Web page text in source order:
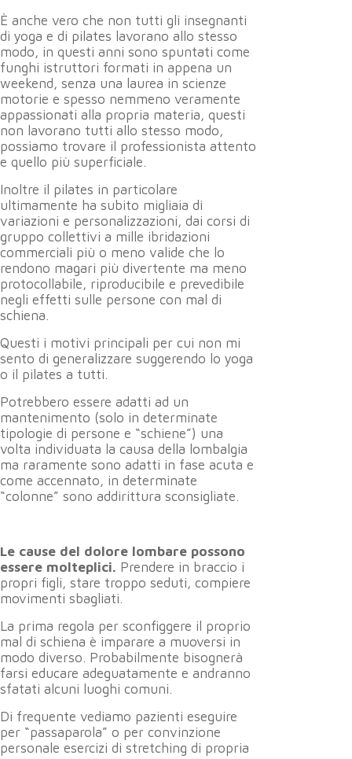
È anche vero che non tutti gli insegnanti
di yoga e di pilates lavorano allo stesso
modo, in questi anni sono spuntati come
funghi istruttori formati in appena un
weekend, senza una laurea in scienze
motorie e spesso nemmeno veramente
appassionati alla propria materia, questi
non lavorano tutti allo stesso modo,
possiamo trovare il professionista attento
e quello più superficiale.
Inoltre il pilates in particolare
ultimamente ha subito migliaia di
variazioni e personalizzazioni, dai corsi di
gruppo collettivi a mille ibridazioni
commerciali più o meno valide che lo
rendono magari più divertente ma meno
protocollabile, riproducibile e prevedibile
negli effetti sulle persone con mal di
schiena.
Questi i motivi principali per cui non mi
sento di generalizzare suggerendo lo yoga
o il pilates a tutti.
Potrebbero essere adatti ad un
mantenimento (solo in determinate
tipologie di persone e “schiene”) una
volta individuata la causa della lombalgia
ma raramente sono adatti in fase acuta e
come accennato, in determinate
“colonne” sono addirittura sconsigliate.
Le cause del dolore lombare possono
essere molteplici. Prendere in braccio i
propri figli, stare troppo seduti, compiere
movimenti sbagliati.
La prima regola per sconfiggere il proprio
mal di schiena è imparare a muoversi in
modo diverso. Probabilmente bisognerà
farsi educare adeguatamente e andranno
sfatati alcuni luoghi comuni.
Di frequente vediamo pazienti eseguire
per “passaparola” o per convinzione
personale esercizi di stretching di propria